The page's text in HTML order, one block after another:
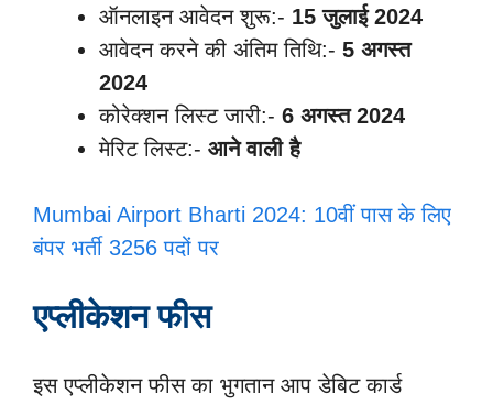
ऑनलाइन आवेदन शुरू:- 15 जुलाई 2024
आवेदन करने की अंतिम तिथि:- 5 अगस्त
2024
कोरेक्शन लिस्ट जारी:- 6 अगस्त 2024
मेरिट लिस्ट:- आने वाली है
Mumbai Airport Bharti 2024: 10वीं पास के लिए
बंपर भर्ती 3256 पदों पर
एप्लीकेशन फीस
इस एप्लीकेशन फीस का भुगतान आप डेबिट कार्ड